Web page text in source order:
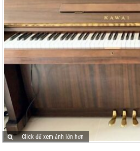
Click để xem ảnh lớn hơn